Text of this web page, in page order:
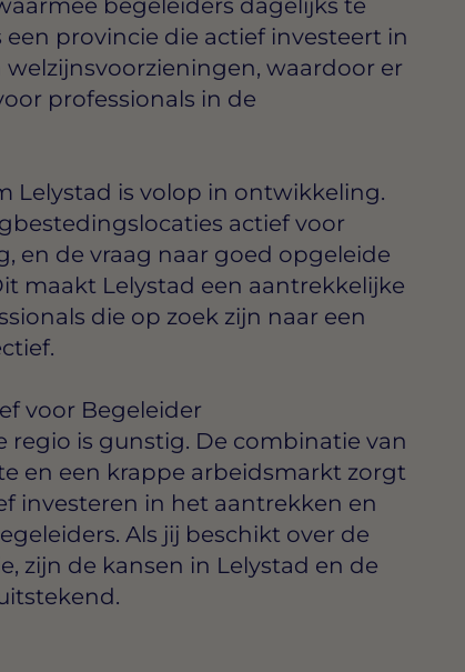
provincie die actief investeert in
waardoor er
professionals in de
Lelystad is volop in ontwikkeling.
actief voor
en de vraag naar goed opgeleide
maakt Lelystad een aantrekkelijke
die op zoek zijn naar een
voor Begeleider
regio is gunstig. De combinatie van
en een krappe arbeidsmarkt zorgt
investeren in het aantrekken en
Als jij beschikt over de
zijn de kansen in Lelystad en de